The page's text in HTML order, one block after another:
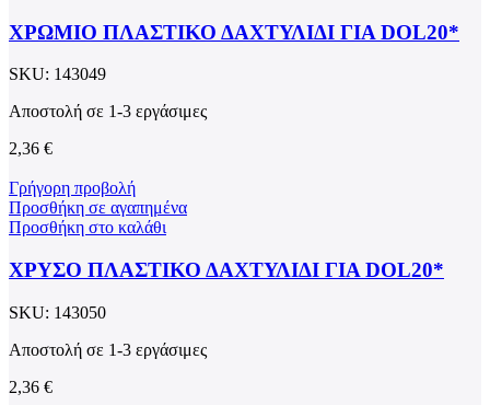
ΧΡΩΜΙΟ ΠΛΑΣΤΙΚΟ ΔΑΧΤΥΛΙΔΙ ΓΙΑ DOL20*
SKU: 143049
Αποστολή σε 1-3 εργάσιμες
2,36 €
Γρήγορη προβολή
Προσθήκη σε αγαπημένα
Προσθήκη στο καλάθι
ΧΡΥΣΟ ΠΛΑΣΤΙΚΟ ΔΑΧΤΥΛΙΔΙ ΓΙΑ DOL20*
SKU: 143050
Αποστολή σε 1-3 εργάσιμες
2,36 €